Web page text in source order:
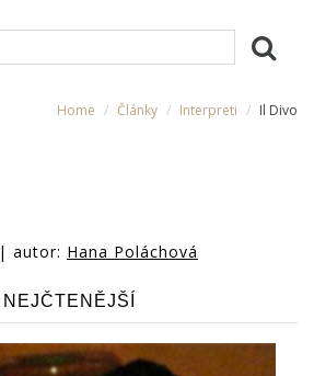
Home Články Interpreti Il Divo
| autor: Hana Poláchová
NEJČTENĚJŠÍ